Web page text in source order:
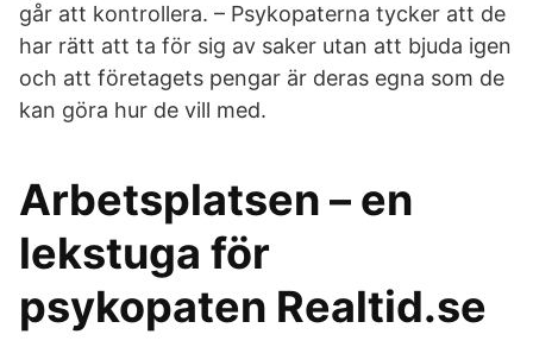
går att kontrollera. – Psykopaterna tycker att de
har rätt att ta för sig av saker utan att bjuda igen
och att företagets pengar är deras egna som de
kan göra hur de vill med.
Arbetsplatsen – en
lekstuga för
psykopaten Realtid.se